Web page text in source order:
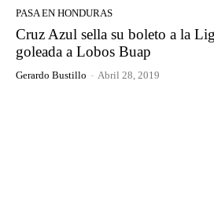
PASA EN HONDURAS
Cruz Azul sella su boleto a la
goleada a Lobos Buap
Gerardo Bustillo - Abril 28, 2019